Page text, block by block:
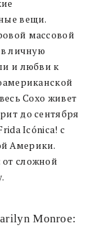
вещи.
массовой
в личную
и любви к
Сохо живет
до сентября
Icónica! с
Америки.
сложной
Monroe: